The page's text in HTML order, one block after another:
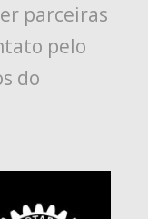
parceiras
pelo
do